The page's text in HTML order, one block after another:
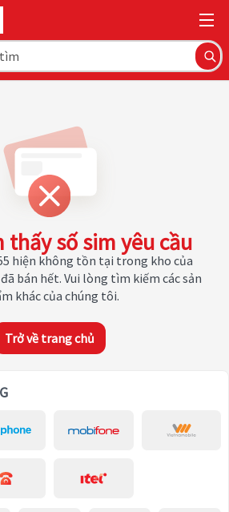
thấy số sim yêu cầu
hiện không tồn tại trong kho của
bán hết. Vui lòng tìm kiếm các sản
khác của chúng tôi.
Trở về trang chủ